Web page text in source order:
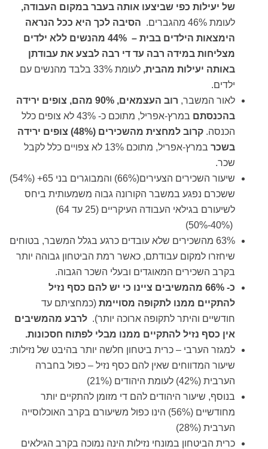
של יעילות כפי שביצעו אותה בעבר במקום העבודה,
לעומת 46% מהגברים.
הסיבה לכך היא ככל הנראה
הימצאות הילדים בבית – 44% מהנשים ללא ילדים
מצליחות במידה רבה עד די רבה לבצע את עבודתן
באותה יעילות מהבית,
לעומת 33% בלבד מהנשים עם
ילדים.
לאור המשבר,
רוב העצמאים, 90% מהם, צופים ירידה
בהכנסתם
במרץ-אפריל, מתוכם כ- 43% לא צופים כלל
הכנסה.
קרוב למחצית מהשכירים (48%) צופים ירידה
בשכר
במרץ-אפריל, מתוכם 13% לא צפויים כלל לקבל
שכר.
שיעור השכירים הצעירים(66%) והמבוגרים בני 65+ (54%)
ששכרם נפגע במשבר הקורונה גבוה משמעותית ביחס
לשיעורם בגילאי העבודה העיקריים (25 עד 64)
(40%-50%)
63% מהשכירים שלא עובדים כרגע בגלל המשבר, בטוחים
שיחזרו למקום עבודתם, כאשר רמת הביטחון גבוהה יותר
בקרב השכירים המאוגדים ובעלי השכר הגבוה.
כ- 66% מהמשיבים ציינו כי יש להם כסף נזיל
להתקיים ממנו לתקופה מסויימת (כמחציתם עד
חודשיים והיתר לתקופה ארוכה יותר). לרבע מהמשיבים
אין כסף נזיל להתקיים ממנו מבלי לפתוח חסכונות.
למגזר הערבי – כרית ביטחון חלשה יותר בהיבט של נזילות:
שיעור המדווחים שאין להם כסף נזיל – כפול בחברה
הערבית (42%) לעומת היהודים (21%)
בנוסף, שיעור היהודים להם די מזומן להתקיים יותר
מחודשיים (56%) הינו כפול משיעורם בקרב האוכלוסייה
הערבית (28%)
כרית הביטחון במונחי נזילות הינה נמוכה בקרב הגילאים